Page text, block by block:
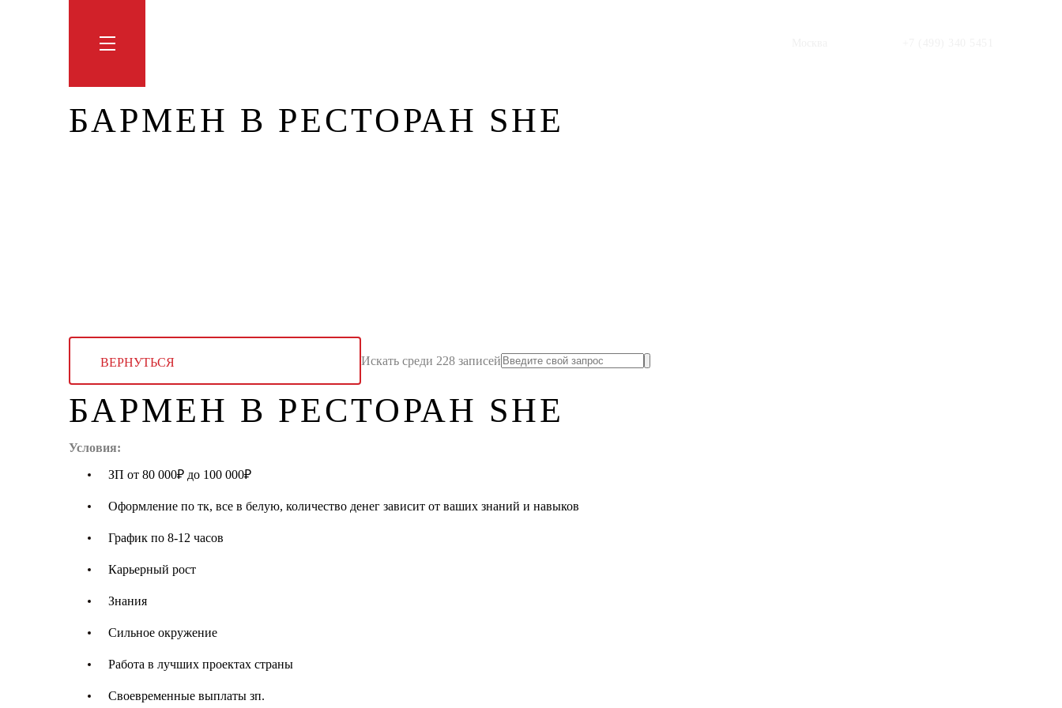
БАРМЕН В РЕСТОРАН SHE
ВЕРНУТЬСЯ Искать среди 228 записей
БАРМЕН В РЕСТОРАН SHE
Условия:
ЗП от 80 000₽ до 100 000₽
Оформление по тк, все в белую, количество денег зависит от ваших знаний и навыков
График по 8-12 часов
Карьерный рост
Знания
Сильное окружение
Работа в лучших проектах страны
Своевременные выплаты зп.